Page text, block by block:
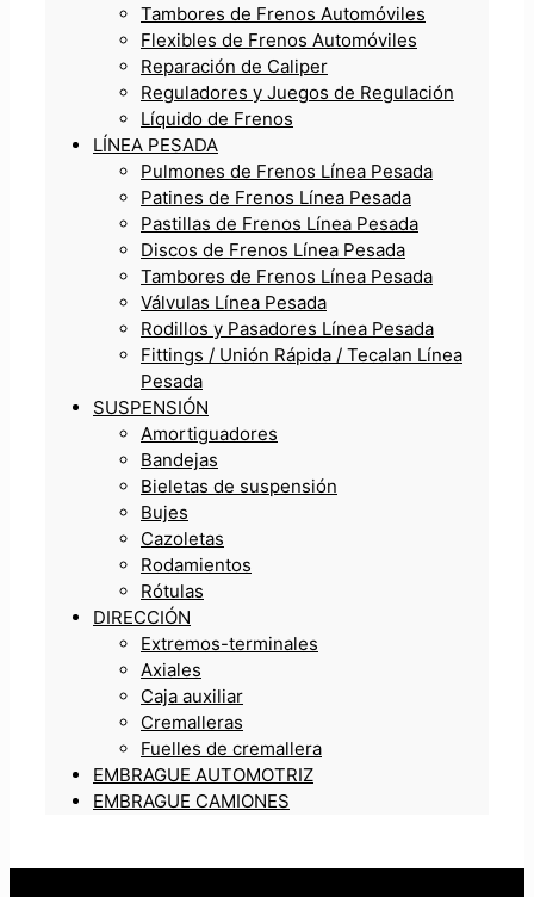
Tambores de Frenos Automóviles
Flexibles de Frenos Automóviles
Reparación de Caliper
Reguladores y Juegos de Regulación
Líquido de Frenos
LÍNEA PESADA
Pulmones de Frenos Línea Pesada
Patines de Frenos Línea Pesada
Pastillas de Frenos Línea Pesada
Discos de Frenos Línea Pesada
Tambores de Frenos Línea Pesada
Válvulas Línea Pesada
Rodillos y Pasadores Línea Pesada
Fittings / Unión Rápida / Tecalan Línea
Pesada
SUSPENSIÓN
Amortiguadores
Bandejas
Bieletas de suspensión
Bujes
Cazoletas
Rodamientos
Rótulas
DIRECCIÓN
Extremos-terminales
Axiales
Caja auxiliar
Cremalleras
Fuelles de cremallera
EMBRAGUE AUTOMOTRIZ
EMBRAGUE CAMIONES